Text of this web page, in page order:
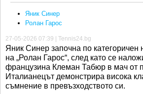
Яник Синер
Ролан Гарос
27-05-2026 07:39 | Tennis24.bg
Яник Синер започна по категоричен
на „Ролан Гарос“, след като се
французина Клеман Табюр в мач от
Италианецът демонстрира висока
съмнение в превъзходството си.